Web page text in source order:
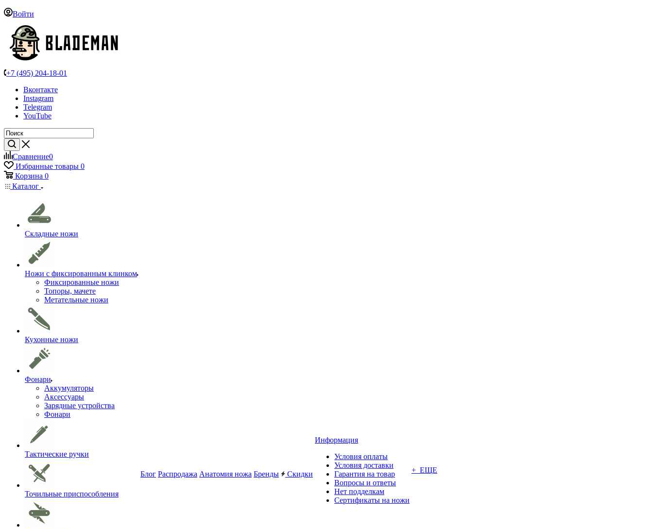
Войти
+7 (495) 204-18-01
Вконтакте
Instagram
Telegram
YouTube
Сравнение0
Избранные товары 0
Корзина 0
Каталог
Складные ножи
Ножи с фиксированным клинком
Фиксированные ножи
Топоры, мачете
Метательные ножи
Кухонные ножи
Фонари
Аккумуляторы
Аксессуары
Зарядные устройства
Фонари
Тактические ручки
Точильные приспособления
Блог Распродажа Анатомия ножа Бренды Скидки
Информация
Условия оплаты
Условия доставки
Гарантия на товар
Вопросы и ответы
Нет подделкам
Сертификаты на ножи
+ ЕЩЕ